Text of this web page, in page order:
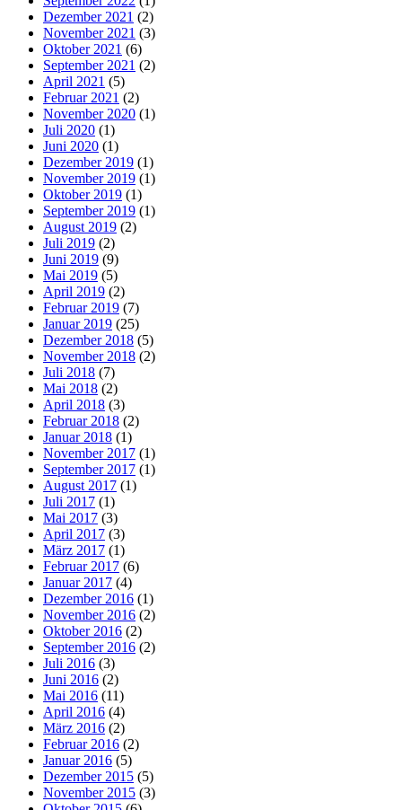
Dezember 2021 (2)
November 2021 (3)
Oktober 2021 (6)
September 2021 (2)
April 2021 (5)
Februar 2021 (2)
November 2020 (1)
Juli 2020 (1)
Juni 2020 (1)
Dezember 2019 (1)
November 2019 (1)
Oktober 2019 (1)
September 2019 (1)
August 2019 (2)
Juli 2019 (2)
Juni 2019 (9)
Mai 2019 (5)
April 2019 (2)
Februar 2019 (7)
Januar 2019 (25)
Dezember 2018 (5)
November 2018 (2)
Juli 2018 (7)
Mai 2018 (2)
April 2018 (3)
Februar 2018 (2)
Januar 2018 (1)
November 2017 (1)
September 2017 (1)
August 2017 (1)
Juli 2017 (1)
Mai 2017 (3)
April 2017 (3)
März 2017 (1)
Februar 2017 (6)
Januar 2017 (4)
Dezember 2016 (1)
November 2016 (2)
Oktober 2016 (2)
September 2016 (2)
Juli 2016 (3)
Juni 2016 (2)
Mai 2016 (11)
April 2016 (4)
März 2016 (2)
Februar 2016 (2)
Januar 2016 (5)
Dezember 2015 (5)
November 2015 (3)